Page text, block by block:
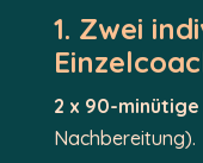
1. Zwei
2 x 90-
Nachbereitung).